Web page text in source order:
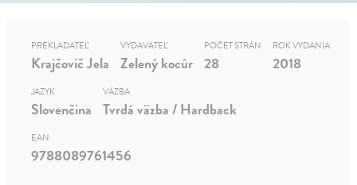
PREKLADATEĽ
Krajčovič Jela
VYDAVATEĽ
Zelený kocúr
POČET STRÁN
28
ROK VYDANIA
2018
JAZYK
Slovenčina
VÄZBA
Tvrdá väzba / Hardback
EAN
9788089761456